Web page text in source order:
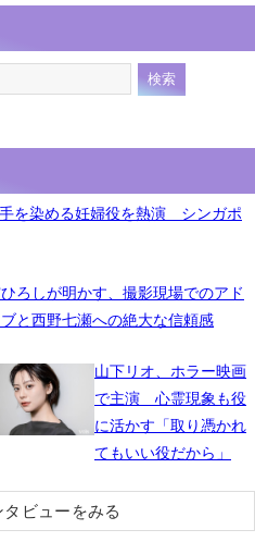
を染める妊婦役を熱演 シンガポ
ろしが明かす、撮影現場でのアド
ブと西野七瀬への絶大な信頼感
山下リオ、ホラー映画
で主演 心霊現象も役
に活かす「取り憑かれ
てもいい役だから」
ビューをみる